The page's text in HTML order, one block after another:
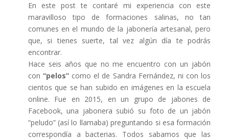
En este post te contaré mi experiencia con este
maravilloso tipo de formaciones salinas, no tan
comunes en el mundo de la jabonería artesanal, pero
que, si tienes suerte, tal vez algún día te podrás
encontrar.
Hace seis años que no me encuentro con un jabón
con “pelos”como el de Sandra Fernández, ni con los
cientos que se han subido en imágenes en la escuela
online. Fue en 2015, en un grupo de jabones de
Facebook, una jabonera subió su foto de un jabón
“peludo” (así lo llamaba) preguntando si esa formación
correspondía a bacterias. Todos sabamos que las